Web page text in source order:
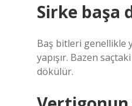
Sirke başa
Baş bitleri genellikle
yapışır. Bazen
dökülür.